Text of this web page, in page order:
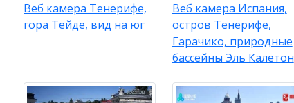
Веб камера Тенерифе,
гора Тейде, вид на юг
Веб камера Испания,
остров Тенерифе,
Гарачико, природные
бассейны Эль Калетон